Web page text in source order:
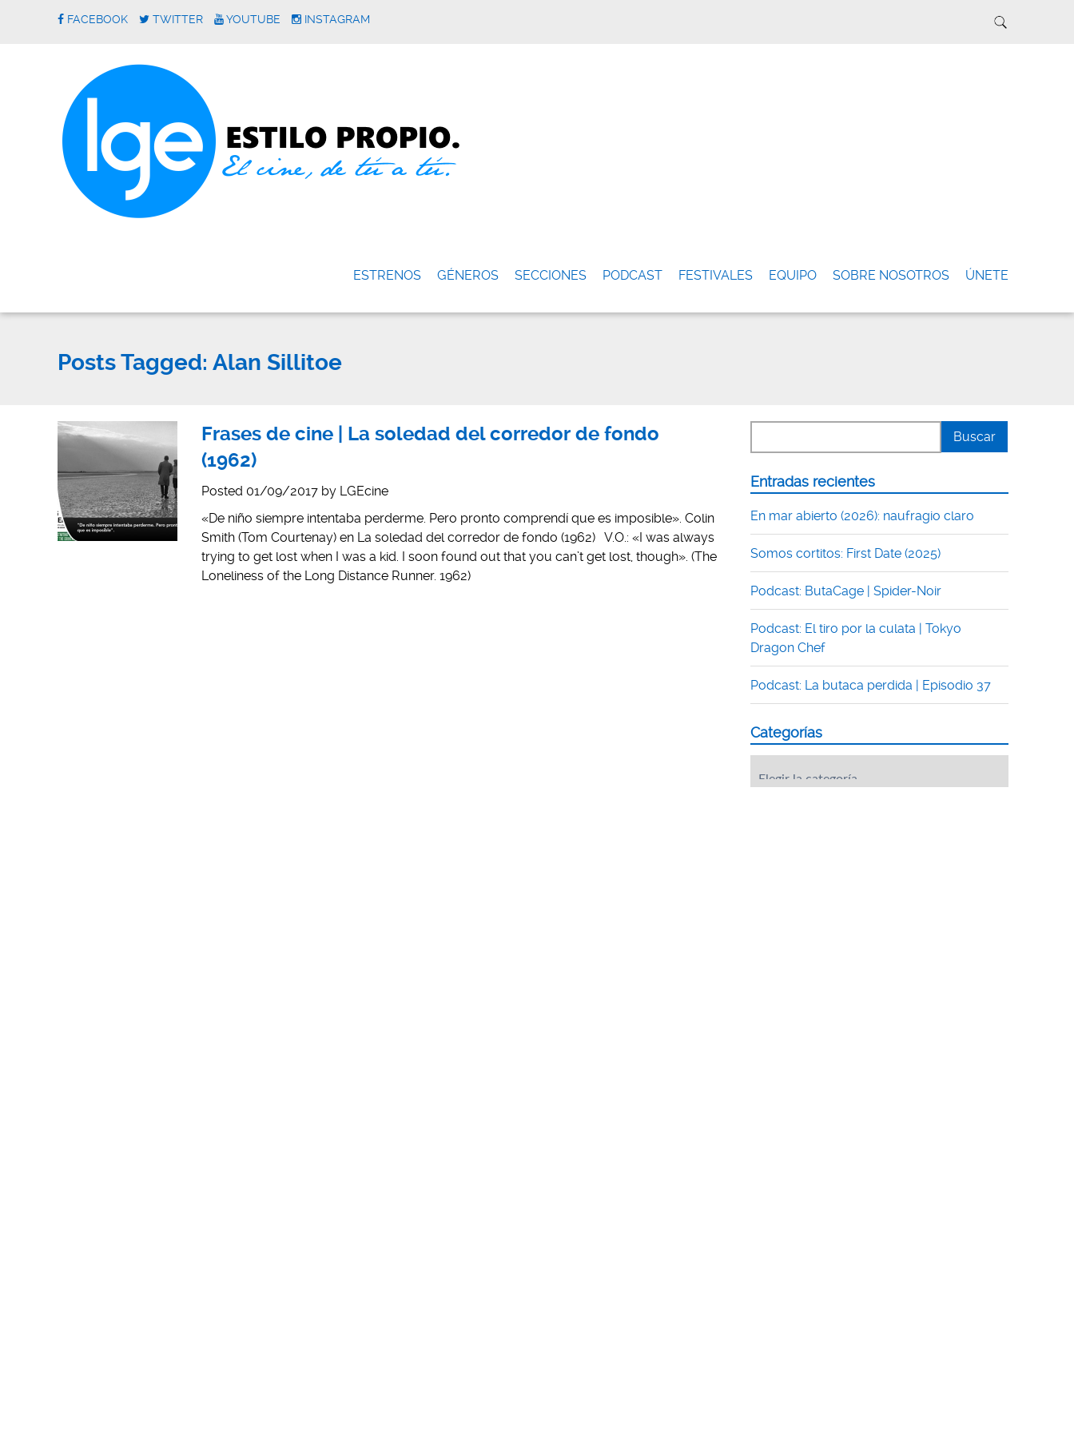
FACEBOOK TWITTER YOUTUBE INSTAGRAM
ESTRENOS GÉNEROS SECCIONES PODCAST FESTIVALES EQUIPO SOBRE NOSOTROS ÚNETE
Posts Tagged: Alan Sillitoe
Frases de cine | La soledad del corredor de fondo
(1962)
Posted 01/09/2017 by LGEcine
«De niño siempre intentaba perderme. Pero pronto comprendí que es imposible». Colin
Smith (Tom Courtenay) en La soledad del corredor de fondo (1962) V.O.: «I was always
trying to get lost when I was a kid. I soon found out that you can’t get lost, though». (The
Loneliness of the Long Distance Runner. 1962)
Entradas recientes
En mar abierto (2026): naufragio claro
Somos cortitos: First Date (2025)
Podcast: ButaCage | Spider-Noir
Podcast: El tiro por la culata | Tokyo
Dragon Chef
Podcast: La butaca perdida | Episodio 37
Categorías